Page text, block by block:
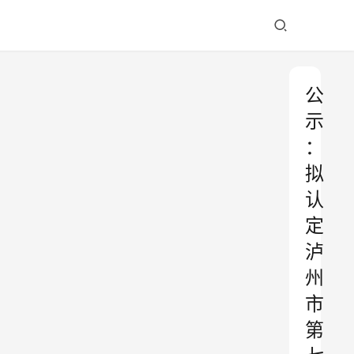
公
示
：
拟
认
定
泸
州
市
第